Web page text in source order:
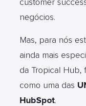
negócios.
Mas, para nós
ainda mais
da Tropical Hub,
como uma das
HubSpot.